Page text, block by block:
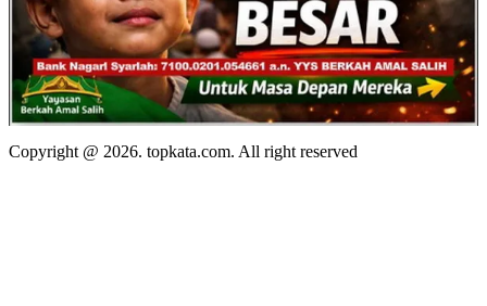
Copyright @ 2026. topkata.com. All right reserved